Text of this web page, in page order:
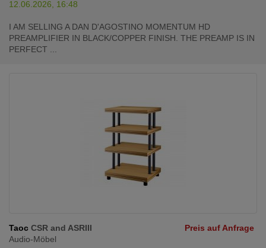
12.06.2026, 16:48
I AM SELLING A DAN D'AGOSTINO MOMENTUM HD
PREAMPLIFIER IN BLACK/COPPER FINISH. THE PREAMP IS IN
PERFECT ...
Taoc CSR and ASRIII
Audio-Möbel
Preis auf Anfrage